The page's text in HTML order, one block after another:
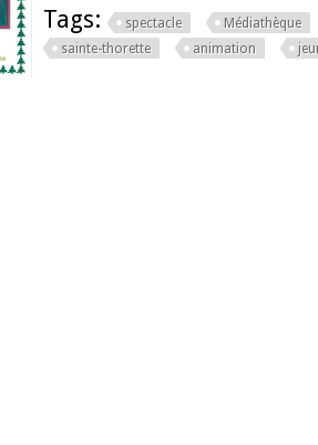
Tags:
spectacle
Médiathèque
sainte-thorette
animation